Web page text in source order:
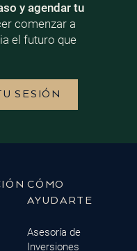
y agendar tu
comenzar a
el futuro que
SESIÓN
CÓMO
AYUDARTE
Asesoría de
Inversiones